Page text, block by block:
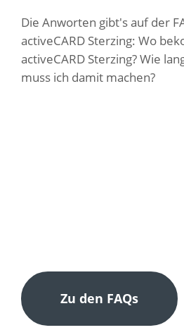
Die Anworten gibt's auf der
activeCARD Sterzing: Wo
activeCARD Sterzing? Wie
muss ich damit machen?
Zu den FAQs